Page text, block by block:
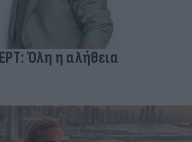
Όλη η αλήθεια